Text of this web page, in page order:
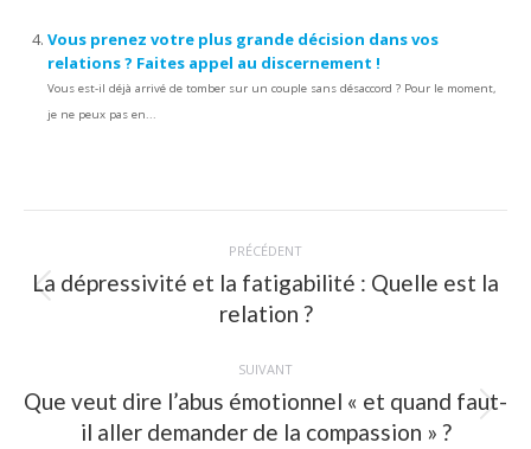
Vous prenez votre plus grande décision dans vos
relations ? Faites appel au discernement !
Vous est-il déjà arrivé de tomber sur un couple sans désaccord ? Pour le moment,
je ne peux pas en...
PRÉCÉDENT
Article
précédent
La dépressivité et la fatigabilité : Quelle est la
relation ?
SUIVANT
Article
suivant
Que veut dire l’abus émotionnel « et quand faut-
il aller demander de la compassion » ?